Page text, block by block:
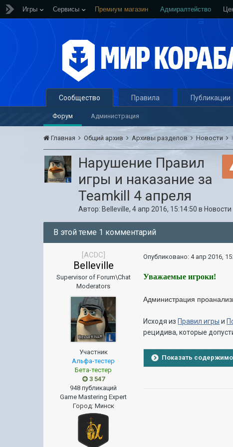
Игры Сервисы Премиум магазин Адмиралтейство
Сообщество
Форум Администрация
Правила Публикации
Главная Общий архив Архивы разделов Новости
Нарушение Правил
игры и наказание за
Teamkill 4 апреля
Автор: Belleville,4 апр 2016, 15:14:50 в Новости
В этой теме 1 комментарий
[ACDC]
Belleville
Supervisor of Forum\Chat
Moderators
Участник
Альфа-тестер
Бета-тестер
3 547
948 публикаций
Game Mastering Expert
Город: Минск
Опубликовано:4 апр 2016,
Уважаемые игроки!
Администрация
Исходя из Правил игры и
рецидива, которые
Показать